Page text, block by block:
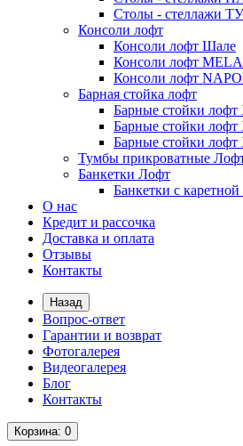
Столы - стеллажи
Консоли лофт
Консоли лофт Шале
Консоли лофт
Консоли лофт
Барная стойка лофт
Барные стойки
Барные стойки
Барные стойки
Тумбы прикроватные
Банкетки Лофт
Банкетки с каретной
О нас
Кредит и рассочка
Доставка и оплата
Отзывы
Контакты
Назад
Вопрос-ответ
Гарантии и возврат
Фотогалерея
Видеогалерея
Блог
Контакты
Корзина: 0